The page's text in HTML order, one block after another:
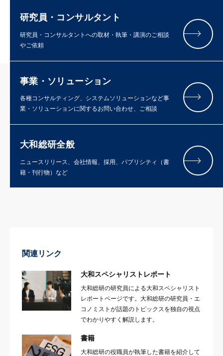
研究員・コンサルタント
研究員・コンサルタントへの取材・執筆・講演のご相談
やご依頼
事業・ソリューション
各種コンサルティング、システムソリューションなど事
業・ソリューションに関するお問い合わせ、ご相談
大和総研全般
ニュースリリース、会社情報、採用、パブリシティ（書
籍・刊行物）など
関連リンク
大和スペシャリストレポート
大和総研の研究員による大和スペシャリスト
レポートページです。大和総研の研究員・エ
コノミストが話題のトピックスを独自の視点
でわかりやすく解説します。
書籍
大和総研の役職員が執筆した書籍を紹介して